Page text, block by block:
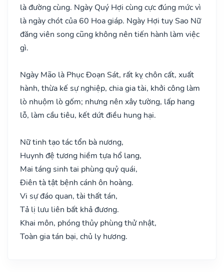
là đường cùng. Ngày Quý Hợi cùng cực đúng mức vì
là ngày chót của 60 Hoa giáp. Ngày Hợi tuy Sao Nữ
đăng viên song cũng không nên tiến hành làm việc
gì.
Ngày Mão là Phục Đoạn Sát, rất kỵ chôn cất, xuất
hành, thừa kế sự nghiệp, chia gia tài, khởi công làm
lò nhuộm lò gốm; nhưng nên xây tường, lấp hang
lỗ, làm cầu tiêu, kết dứt điều hung hại.
Nữ tinh tạo tác tổn bà nương,
Huynh đệ tương hiềm tựa hổ lang,
Mai táng sinh tai phùng quỷ quái,
Điên tà tật bệnh cánh ôn hoàng.
Vi sự đáo quan, tài thất tán,
Tả lị lưu liên bất khả đương.
Khai môn, phóng thủy phùng thử nhật,
Toàn gia tán bại, chủ ly hương.